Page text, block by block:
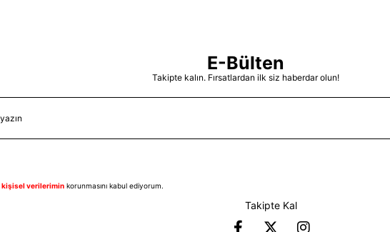
E-Bülten
Takipte kalın. Fırsatlardan ilk siz haberdar olun!
kişisel verilerimin korunmasını kabul ediyorum.
Takipte Kal